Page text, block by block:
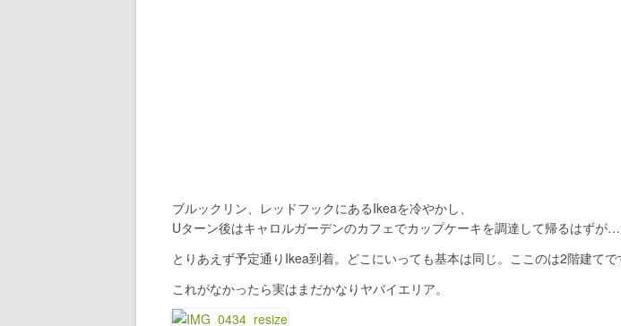
ブルックリン、レッドフックにあるIkeaを冷やかし、
Uターン後はキャロルガーデンのカフェでカップケーキを調達して帰るはずが…
とりあえず予定通りIkea到着。どこにいっても基本は同じ。ここのは2階建てで
これがなかったら実はまだかなりヤバイエリア。